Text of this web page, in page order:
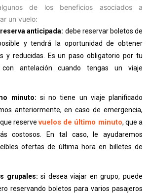
de los beneficios asociados a
un vuelo:
anticipada: debe reservar boletos de
y tendrá la oportunidad de obtener
y reducidas. Es un paso obligatorio por tu
antelación cuando tengas un viaje
minuto: si no tiene un viaje planificado
anteriormente, en caso de emergencia,
reservevuelos de último minuto, que a
costosos. En tal caso, le ayudaremos
ofertas de última hora en billetes de
grupales: si desea viajar en grupo, puede
reservando boletos para varios pasajeros